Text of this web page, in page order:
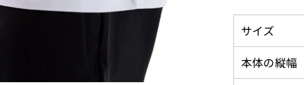
サイズ
本体の縦幅